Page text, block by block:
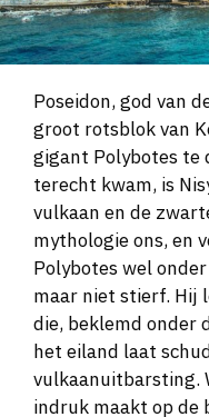
Poseidon, god van
groot rotsblok van
gigant Polybotes te
terecht kwam, is
vulkaan en de
mythologie ons, en
Polybotes wel
maar niet stierf. Hij
die, beklemd onder
het eiland laat
vulkaanuitbarsting.
indruk maakt op de